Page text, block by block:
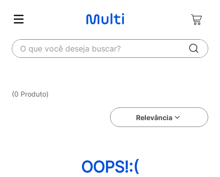
O que você deseja buscar?
0 Produto
Relevância
OOPS!